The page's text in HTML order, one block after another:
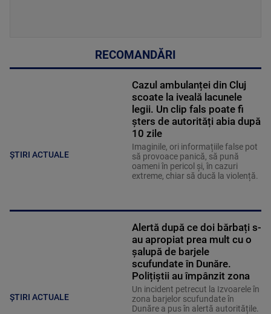
RECOMANDĂRI
ȘTIRI ACTUALE
Cazul ambulanței din Cluj
scoate la iveală lacunele
legii. Un clip fals poate fi
șters de autorități abia după
10 zile
Imaginile, ori informațiile false pot
să provoace panică, să pună
oameni în pericol și, în cazuri
extreme, chiar să ducă la violență.
ȘTIRI ACTUALE
Alertă după ce doi bărbați s-
au apropiat prea mult cu o
șalupă de barjele
scufundate în Dunăre.
Polițiștii au împânzit zona
Un incident petrecut la Izvoarele în
zona barjelor scufundate în
Dunăre a pus în alertă autoritățile.